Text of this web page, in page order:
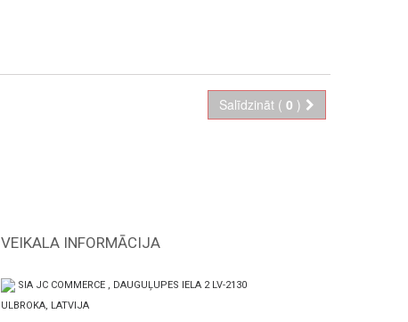
Salīdzināt ( 0 )
VEIKALA INFORMĀCIJA
SIA JC COMMERCE , DAUGUĻUPES IELA 2 LV-2130
ULBROKA, LATVIJA